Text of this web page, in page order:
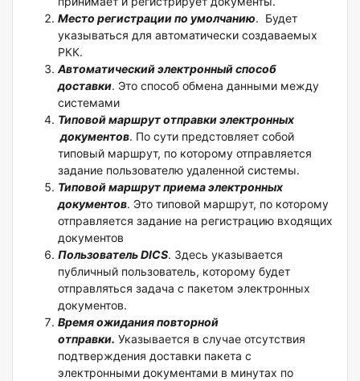
Место регистрации по умолчанию. Будет
указываться для автоматически создаваемых
РКК.
Автоматический электронный способ
доставки. Это способ обмена данными между
системами
Типовой маршрут отправки электронных
документов. По сути предстовляет собой
типовый маршрут, по которому отправляется
задание пользователю удаленной системы.
Типовой маршрут приема электронных
документов. Это типовой маршрут, по которому
отправляется задание на регистрацию входящих
документов
Пользователь DICS. Здесь указывается
публичный пользователь, которому будет
отправляться задача с пакетом электронных
документов.
Время ожидания повторной
отправки. Указывается в случае отсутствия
подтверждения доставки пакета с
электронными документами в минутах по